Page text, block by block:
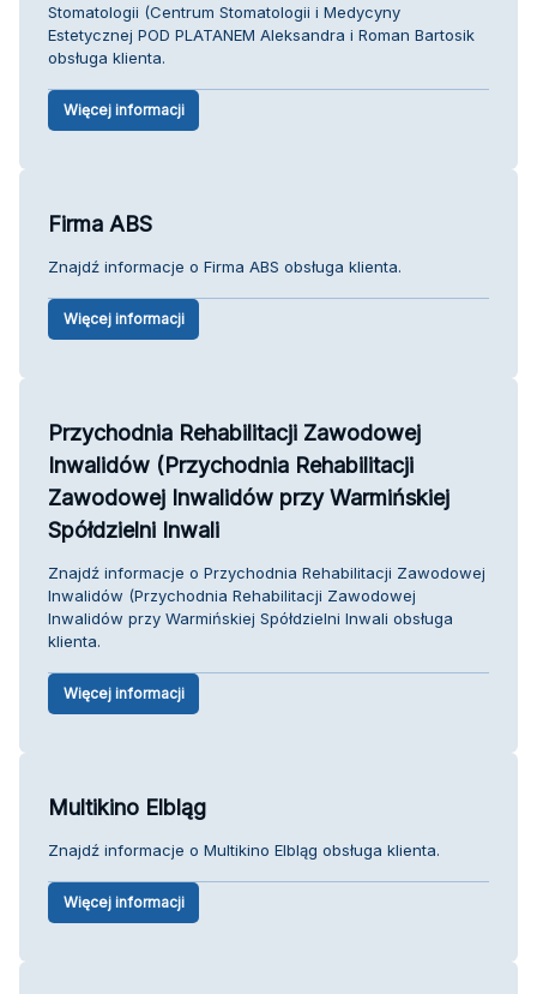
Stomatologii (Centrum Stomatologii i Medycyny
Estetycznej POD PLATANEM Aleksandra i Roman Bartosik
obsługa klienta.
Więcej informacji
Firma ABS
Znajdź informacje o Firma ABS obsługa klienta.
Więcej informacji
Przychodnia Rehabilitacji Zawodowej
Inwalidów (Przychodnia Rehabilitacji
Zawodowej Inwalidów przy Warmińskiej
Spółdzielni Inwali
Znajdź informacje o Przychodnia Rehabilitacji Zawodowej
Inwalidów (Przychodnia Rehabilitacji Zawodowej
Inwalidów przy Warmińskiej Spółdzielni Inwali obsługa
klienta.
Więcej informacji
Multikino Elbląg
Znajdź informacje o Multikino Elbląg obsługa klienta.
Więcej informacji